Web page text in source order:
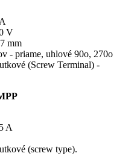
V
mm
- priame, uhlové 90o, 270o
(Screw Terminal) -
A
(screw type).